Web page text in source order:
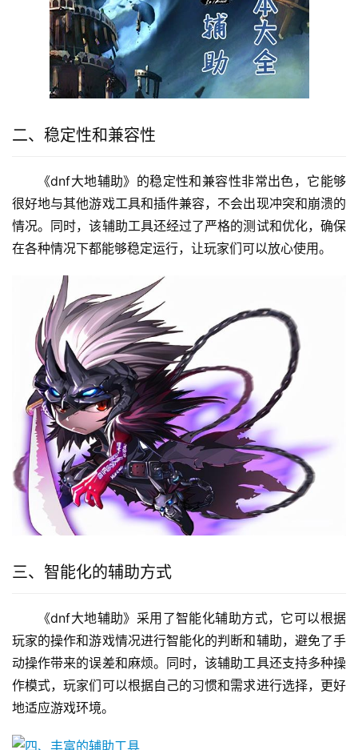
二、稳定性和兼容性
《dnf大地辅助》的稳定性和兼容性非常出色，它能够
很好地与其他游戏工具和插件兼容，不会出现冲突和崩溃的
情况。同时，该辅助工具还经过了严格的测试和优化，确保
在各种情况下都能够稳定运行，让玩家们可以放心使用。
三、智能化的辅助方式
《dnf大地辅助》采用了智能化辅助方式，它可以根据
玩家的操作和游戏情况进行智能化的判断和辅助，避免了手
动操作带来的误差和麻烦。同时，该辅助工具还支持多种操
作模式，玩家们可以根据自己的习惯和需求进行选择，更好
地适应游戏环境。